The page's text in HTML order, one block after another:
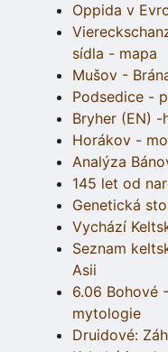
Oppida v
sídla - mapa
Mušov -
Podsedice -
Bryher (EN)
Horákov -
Analýza
145 let od
Genetická
Vychází
Seznam
Asii
6.06 Bohové
mytologie
Druidové: